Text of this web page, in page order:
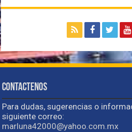
Contactenos
Para dudas, sugerencias o
siguiente correo:
marluna42000@yahoo.com.mx